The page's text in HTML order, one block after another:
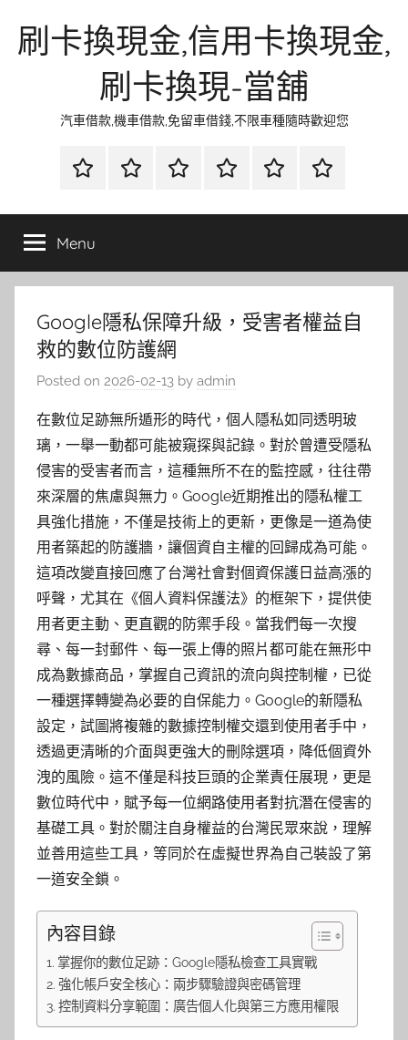
刷卡換現金,信用卡換現金,
刷卡換現-當舖
汽車借款,機車借款,免留車借錢,不限車種隨時歡迎您
首
當
金
網
資
流
時
環
清
聯
徵
Menu
Google隱私保障升級，受害者權益自
救的數位防護網
Posted on 2026-02-13 by admin
在數位足跡無所遁形的時代，個人隱私如同透明玻
璃，一舉一動都可能被窺探與記錄。對於曾遭受隱私
侵害的受害者而言，這種無所不在的監控感，往往帶
來深層的焦慮與無力。Google近期推出的隱私權工
具強化措施，不僅是技術上的更新，更像是一道為使
用者築起的防護牆，讓個資自主權的回歸成為可能。
這項改變直接回應了台灣社會對個資保護日益高漲的
呼聲，尤其在《個人資料保護法》的框架下，提供使
用者更主動、更直觀的防禦手段。當我們每一次搜
尋、每一封郵件、每一張上傳的照片都可能在無形中
成為數據商品，掌握自己資訊的流向與控制權，已從
一種選擇轉變為必要的自保能力。Google的新隱私
設定，試圖將複雜的數據控制權交還到使用者手中，
透過更清晰的介面與更強大的刪除選項，降低個資外
洩的風險。這不僅是科技巨頭的企業責任展現，更是
數位時代中，賦予每一位網路使用者對抗潛在侵害的
基礎工具。對於關注自身權益的台灣民眾來說，理解
並善用這些工具，等同於在虛擬世界為自己裝設了第
一道安全鎖。
內容目錄
掌握你的數位足跡：Google隱私檢查工具實戰
強化帳戶安全核心：兩步驟驗證與密碼管理
控制資料分享範圍：廣告個人化與第三方應用權限